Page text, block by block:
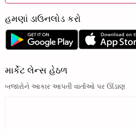
હમણાં ડાઉનલોડ કરો
માર્કેટ લેન્સ હેઠળ
બજારોને આકાર આપતી વાર્તાઓ પર ઊંડાણ